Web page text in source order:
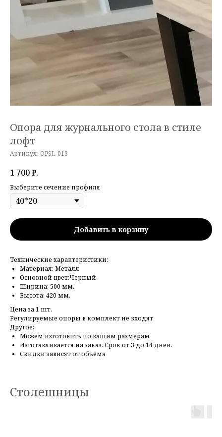
Опора для журнального стола в стиле
лофт
Артикул: OPSL-013
1 700₽.
Выберите сечение профиля
Добавить в корзину
Технические характеристики:
Материал: Металл
Основной цвет:Черный
Ширина: 500 мм.
Высота: 420 мм.
Цена за 1 шт.
Регулируемые опоры в комплект не входят
Другое:
Можем изготовить по вашим размерам
Изготавливается на заказ. Срок от 3 до 14 дней.
Скидки зависят от объёма
Столешницы